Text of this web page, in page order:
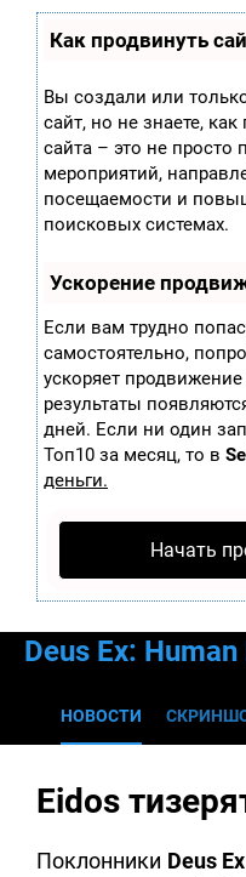
Как продвинуть
Вы создали или
сайт, но не знаете,
сайта – это не
мероприятий,
посещаемости и
поисковых системах.
Ускорение
Если вам трудно
самостоятельно,
ускоряет
результаты
дней. Если ни один
Топ10 за месяц, то в
деньги.
Начать
играх
Deus Ex:
НОВОСТИ
Eidos
Поклонники Deus Ex